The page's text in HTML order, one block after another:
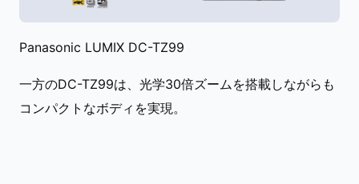
Panasonic LUMIX DC-TZ99
一方のDC-TZ99は、光学30倍ズームを搭載しながらも
コンパクトなボディを実現。